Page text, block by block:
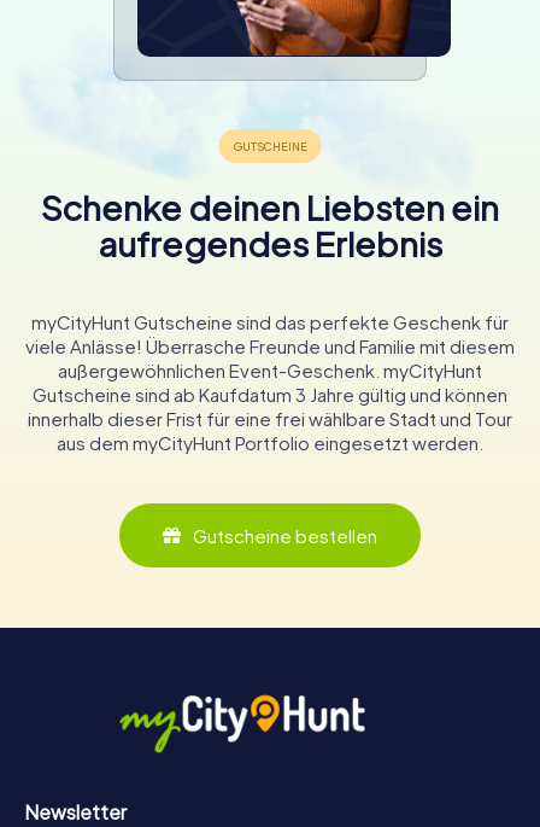
Schenke deinen Liebsten ein
aufregendes Erlebnis
myCityHunt Gutscheine sind das perfekte Geschenk für
viele Anlässe! Überrasche Freunde und Familie mit diesem
außergewöhnlichen Event-Geschenk. myCityHunt
Gutscheine sind ab Kaufdatum 3 Jahre gültig und können
innerhalb dieser Frist für eine frei wählbare Stadt und Tour
aus dem myCityHunt Portfolio eingesetzt werden.
Gutscheine bestellen
Newsletter